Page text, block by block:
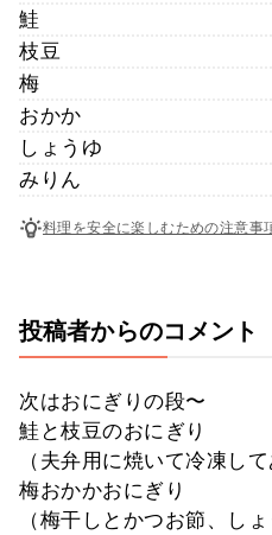
鮭
枝豆
梅
おかか
しょうゆ
みりん
料理を安全に楽しむための注意事
投稿者からのコメント
次はおにぎりの段〜
鮭と枝豆のおにぎり
（夫弁用に焼いて冷凍して
梅おかかおにぎり
（梅干しとかつお節、し